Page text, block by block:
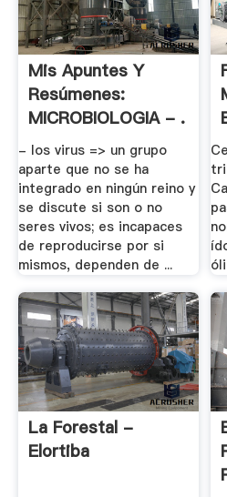
Mis Apuntes Y
Resúmenes:
MICROBIOLOGIA - .
- los virus => un grupo
aparte que no se ha
integrado en ningún reino y
se discute si son o no
seres vivos; es incapaces
de reproducirse por si
mismos, dependen de ...
.
La Forestal -
Elortiba